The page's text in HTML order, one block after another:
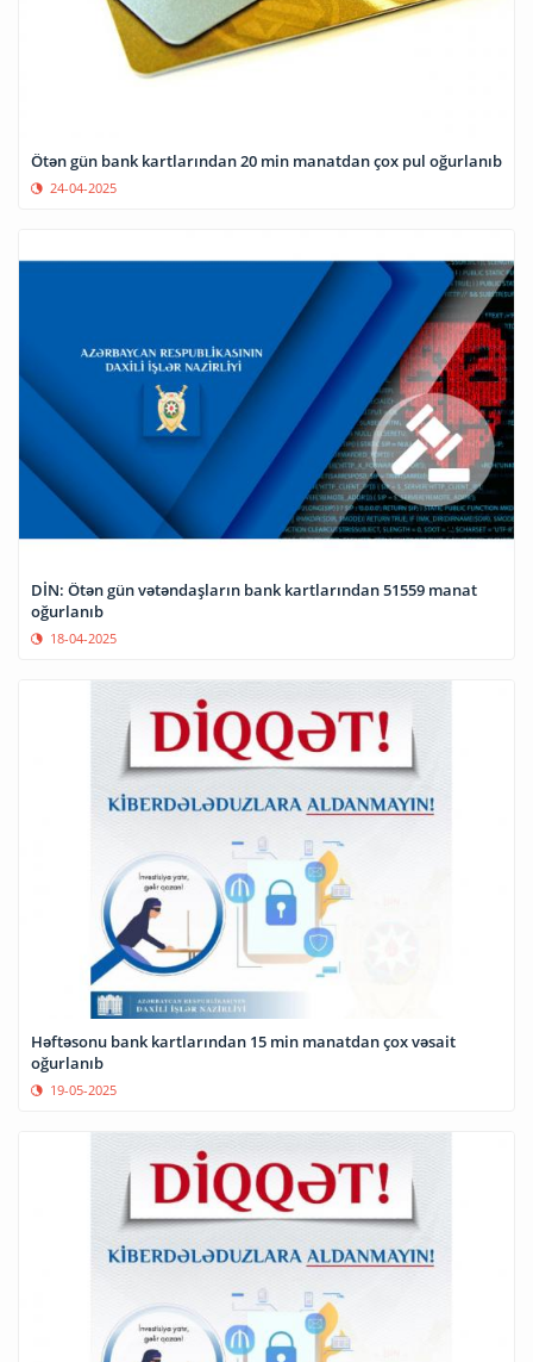
Ötən gün bank kartlarından 20 min manatdan çox pul oğurlanıb
24-04-2025
DİN: Ötən gün vətəndaşların bank kartlarından 51559 manat
oğurlanıb
18-04-2025
Həftəsonu bank kartlarından 15 min manatdan çox vəsait
oğurlanıb
19-05-2025